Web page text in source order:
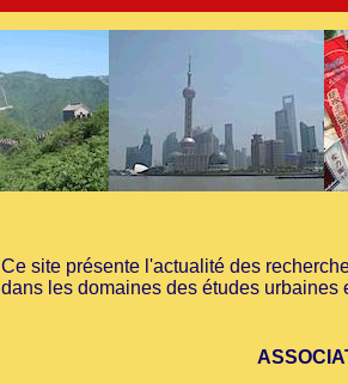
Ce site présente l'actualité des
dans les domaines des études urbaines